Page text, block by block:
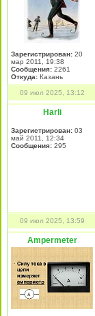
Зарегистрирован: 20
мар 2011, 19:38
Сообщения: 2261
Откуда: Казань
09 июл 2025, 13:12
Harli
Зарегистрирован: 03
май 2011, 12:34
Сообщения: 295
09 июл 2025, 13:59
Ampermeter